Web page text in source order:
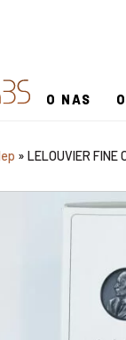
O NAS
» LELOUVIER FINE